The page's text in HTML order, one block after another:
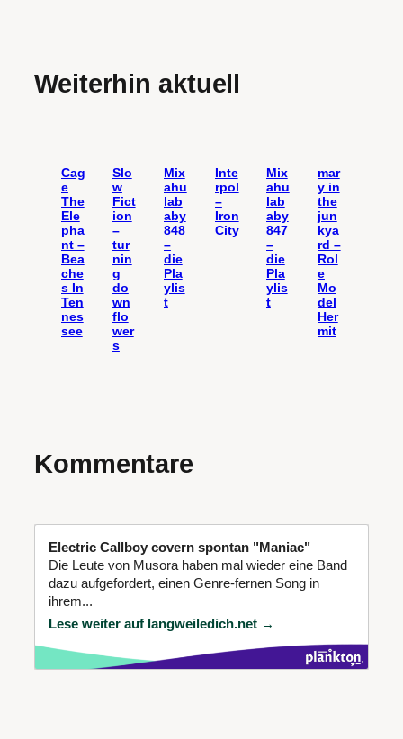
Weiterhin aktuell
Cag
e
The
Ele
pha
nt –
Bea
che
s In
Ten
nes
see
Slo
w
Fict
ion
–
tur
nin
g
do
wn
flo
wer
s
Mix
ahu
lab
aby
848
–
die
Pla
ylis
t
Inte
rpol
–
Iron
City
Mix
ahu
lab
aby
847
–
die
Pla
ylis
t
mar
y in
the
jun
kya
rd –
Rol
e
Mo
del
Her
mit
Kommentare
Electric Callboy covern spontan "Maniac"
Die Leute von Musora haben mal wieder eine Band
dazu aufgefordert, einen Genre-fernen Song in
ihrem...
Lese weiter auf langweiledich.net →